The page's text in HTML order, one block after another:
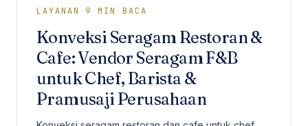
LAYANAN · 9 MIN BACA
Konveksi Seragam Restoran &
Cafe: Vendor Seragam F&B
untuk Chef, Barista &
Pramusaji Perusahaan